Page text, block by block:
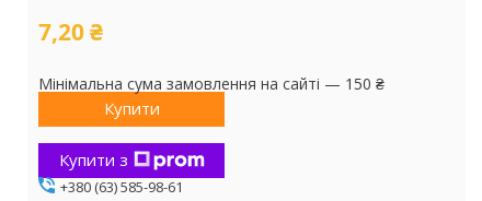
7,20 ₴
Мінімальна сума замовлення на сайті — 150 ₴
Купити
Купити з
+380 (63) 585-98-61